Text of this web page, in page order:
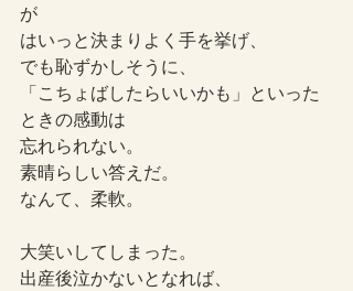
が
はいっと決まりよく手を挙げ、
でも恥ずかしそうに、
「こちょばしたらいいかも」といった
ときの感動は
忘れられない。
素晴らしい答えだ。
なんて、柔軟。
大笑いしてしまった。
出産後泣かないとなれば、